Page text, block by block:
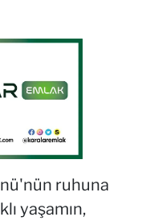
ruhuna
yaşamın,